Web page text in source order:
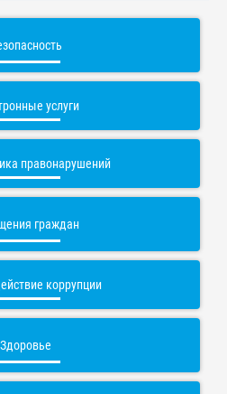
услуги
правонарушений
граждан
коррупции
Здоровье